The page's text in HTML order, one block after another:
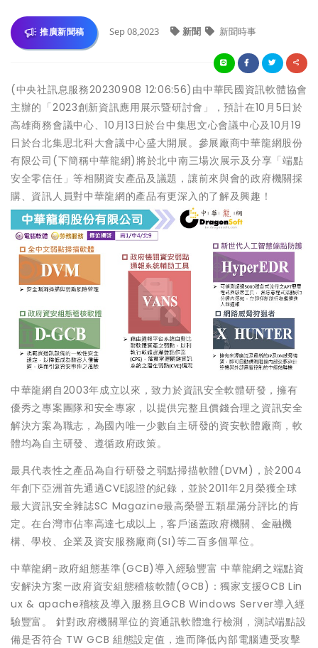
推廣新聞稿 Sep 08,2023 新聞 新聞時事
(中央社訊息服務20230908 12:06:56)由中華民國資訊軟體協會
主辦的「2023創新資訊應用展示暨研討會」，預計在10月5日於
高雄商務會議中心、10月13日於台中集思文心會議中心及10月19
日於台北集思北科大會議中心盛大開展。參展廠商中華龍網股份
有限公司(下簡稱中華龍網)將於北中南三場次展示及分享「端點
安全零信任」等相關資安產品及議題，讓前來與會的政府機關採
購、資訊人員對中華龍網的產品有更深入的了解及興趣！
中華龍網自2003年成立以來，致力於資訊安全軟體研發，擁有
優秀之專案團隊和安全專家，以提供完整且價錢合理之資訊安全
解決方案為職志，為國內唯一少數自主研發的資安軟體廠商，軟
體均為自主研發、遵循政府政策。
最具代表性之產品為自行研發之弱點掃描軟體(DVM)，於2004
年創下亞洲首先通過CVE認證的紀錄，並於2011年2月榮獲全球
最大資訊安全雜誌SC Magazine最高榮譽五顆星滿分評比的肯
定。在台灣市佔率高達七成以上，客戶涵蓋政府機關、金融機
構、學校、企業及資安服務廠商(SI)等二百多個單位。
中華龍網-政府組態基準(GCB)導入經驗豐富 中華龍網之端點資
安解決方案—政府資安組態稽核軟體(GCB)：獨家支援GCB Lin
ux & apache稽核及導入服務且GCB Windows Server導入經
驗豐富。 針對政府機關單位的資通訊軟體進行檢測，測試端點設
備是否符合 TW GCB 組態設定值，進而降低內部電腦遭受攻擊